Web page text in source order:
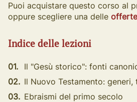
Puoi acquistare questo corso al
oppure scegliere una delle offerte
Indice delle lezioni
01.
Il "Gesù storico": fonti
02. Il Nuovo Testamento: generi,
03. Ebraismi del primo secolo